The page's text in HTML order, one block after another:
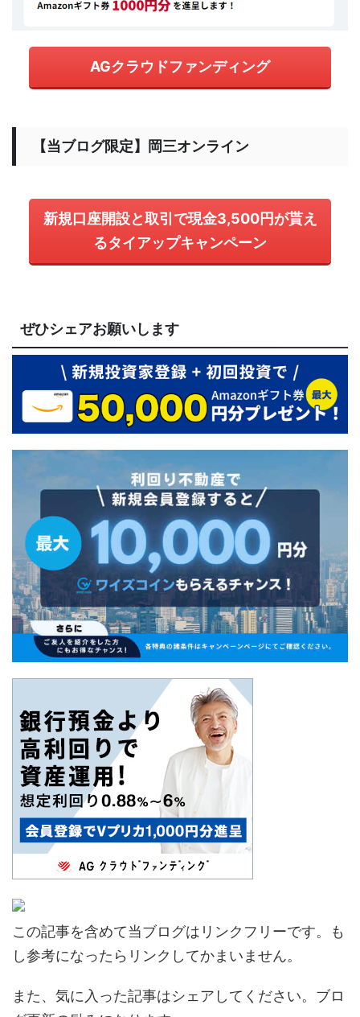
AGクラウドファンディング
【当ブログ限定】岡三オンライン
新規口座開設と取引で現金3,500円が貰え
るタイアップキャンペーン
ぜひシェアお願いします
この記事を含めて当ブログはリンクフリーです。も
し参考になったらリンクしてかまいません。
また、気に入った記事はシェアしてください。ブロ